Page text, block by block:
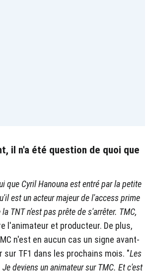
il n'a été question de quoi que
que Cyril Hanouna est entré par la petite
est un acteur majeur de l'access prime
TNT n'est pas prête de s'arrêter. TMC,
l'animateur et producteur. De plus,
n'est en aucun cas un signe avant-
sur TF1 dans les prochains mois. "Les
deviens un animateur sur TMC. Et c'est